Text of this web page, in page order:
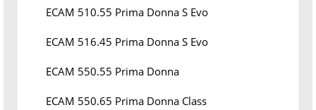
ECAM 510.55 Prima Donna S Evo
ECAM 516.45 Prima Donna S Evo
ECAM 550.55 Prima Donna
ECAM 550.65 Prima Donna Class